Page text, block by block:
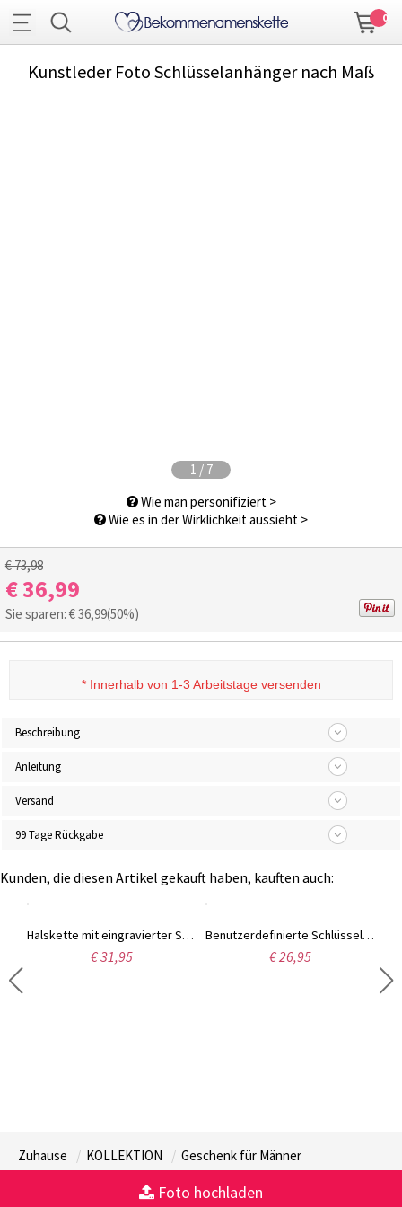
0
Foto hochladen
Kunstleder Foto Schlüsselanhänger nach Maß
1 / 7
Wie man personifiziert >
Wie es in der Wirklichkeit aussieht >
€ 73,98
€ 36,99
Sie sparen: €36,99(50%)
* Innerhalb von 1-3 Arbeitstage versenden
Beschreibung
Anleitung
Versand
99 Tage Rückgabe
Kunden, die diesen Artikel gekauft haben, kauften auch:
Halskette mit eingravierter Stammbaum in Edelstahl
€ 31,95
Benutzerdefinierte Schlüsselbund mit gravierten Kinder und Haustiere Charms
€ 26,95
Zuhause KOLLEKTION Geschenk für Männer